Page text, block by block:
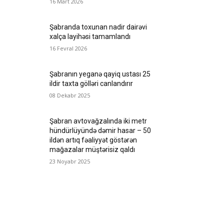
Şabranda toxunan nadir dairəvi
xalça layihəsi tamamlandı
16 Fevral 2026
Şabranın yeganə qayiq ustası 25
ildir taxta gölləri canlandırır
08 Dekabr 2025
Şabran avtovağzalında iki metr
hündürlüyündə dəmir hasar – 50
ildən artıq fəaliyyət göstərən
mağazalar müştərisiz qaldı
23 Noyabr 2025